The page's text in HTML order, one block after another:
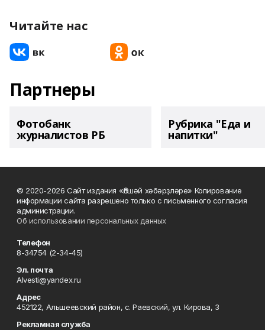
Читайте нас
Партнеры
Фотобанк
журналистов РБ
Рубрика "Еда и
напитки"
© 2020-2026 Сайт издания «Әлшәй хәбәрҙләре» Копирование
информации сайта разрешено только с письменного согласия
администрации.
Об использовании персональных данных
Телефон
8-34754 (2-34-45)
Эл. почта
Alvesti@yandex.ru
Адрес
452122, Альшеевский район, с. Раевский, ул. Кирова, 3
Рекламная служба